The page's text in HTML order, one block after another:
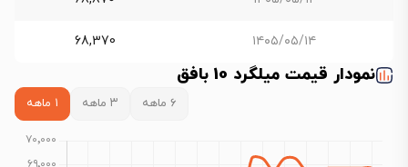
۱۴۰۵/۰۵/۱۴ 68,370
نمودار قیمت میلگرد 10 بافق
۶ ماهه ۳ ماهه ۱ ماهه